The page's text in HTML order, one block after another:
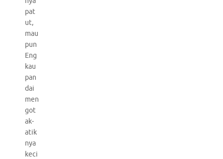
pat
ut,
mau
pun
Eng
kau
pan
dai
men
got
ak-
atik
nya
keci